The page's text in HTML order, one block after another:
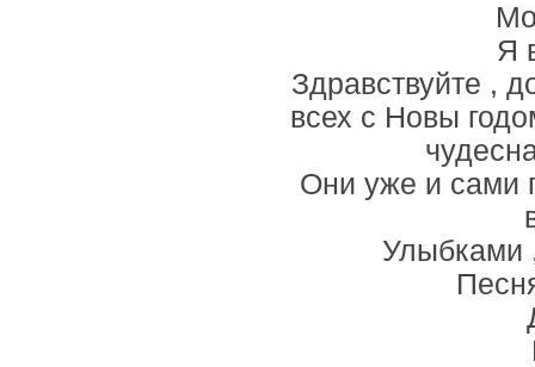
Я
Здравствуйте ,
всех с Новы
Они уже и сами
Улыбками